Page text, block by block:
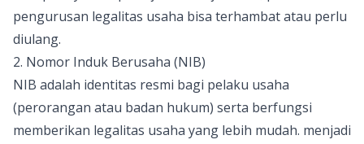
pengurusan legalitas usaha bisa terhambat atau perlu
diulang.
2. Nomor Induk Berusaha (NIB)
NIB adalah identitas resmi bagi pelaku usaha
(perorangan atau badan hukum) serta berfungsi
memberikan legalitas usaha yang lebih mudah. menjadi